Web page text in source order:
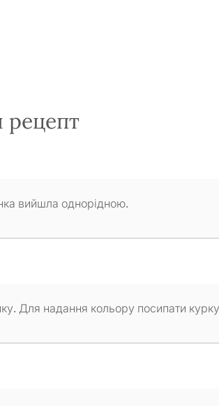
рецепт
вийшла однорідною.
Для надання кольору посипати